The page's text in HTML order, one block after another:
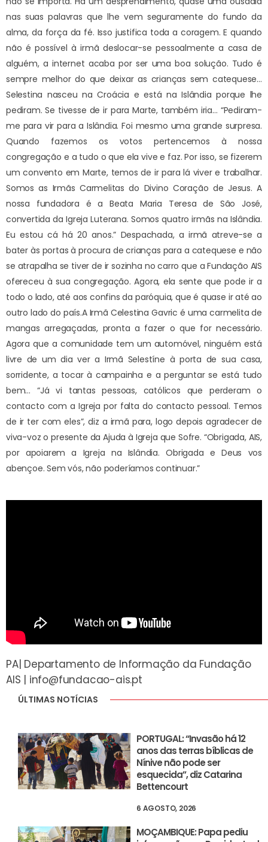
nas suas palavras que lhe vem seguramente do fundo da
alma, da força da fé. Isso justifica toda a coragem. E quando
não é possível à irmã deslocar-se pessoalmente a casa de
alguém, a internet acaba por ser uma boa solução. Tudo é
sempre melhor do que deixar as crianças sem catequese…
Selestina nasceu na Croácia e está na Islândia porque lhe
pediram. Se tivesse de ir para Marte, também iria… “Pediram-
me para vir para a Islândia. Foi mesmo uma grande surpresa.
Quando fazemos os votos pertencemos à nossa
congregação e a tudo o que ela vive e faz. Por isso, se fizerem
um convento em Marte, temos de ir para lá viver e trabalhar.
Somos as Irmãs Carmelitas do Divino Coração de Jesus. A
nossa fundadora é a Beata Maria Teresa de São José,
convertida da Igreja Luterana. Somos quatro irmãs na Islândia.
Eu estou cá há 20 anos.” Despachada, a irmã atreve-se a
bater às portas à procura de crianças para a catequese e não
se atrapalha se tiver de ir sozinha no carro que a Fundação AIS
ofereceu à sua congregação. Agora, ela sente que pode ir a
todo o lado, até aos confins da paróquia, que é quase ir até ao
outro lado do país.A Irmã Celestina Gavric é uma carmelita de
mangas arregaçadas, pronta a fazer o que for necessário.
Agora que a comunidade tem um automóvel, ninguém está
livre de um dia ver a Irmã Selestíne à porta de sua casa,
sorridente, a tocar à campainha e a perguntar se está tudo
bem… “Já vi tantas pessoas, católicos que perderam o
contacto com a Igreja por falta do contacto pessoal. Temos
de ir ter com eles”, diz a irmã para, logo depois agradecer de
viva-voz o presente da Ajuda à Igreja que Sofre. “Obrigada, AIS,
por apoiarem a Igreja na Islândia. Obrigada e Deus vos
abençoe. Sem vós, não poderíamos continuar.”
PA| Departamento de Informação da Fundação
AIS | info@fundacao-ais.pt
ÚLTIMAS NOTÍCIAS
PORTUGAL: “Invasão há 12
anos das terras bíblicas de
Nínive não pode ser
esquecida”, diz Catarina
Bettencourt
6 AGOSTO, 2026
MOÇAMBIQUE: Papa pediu